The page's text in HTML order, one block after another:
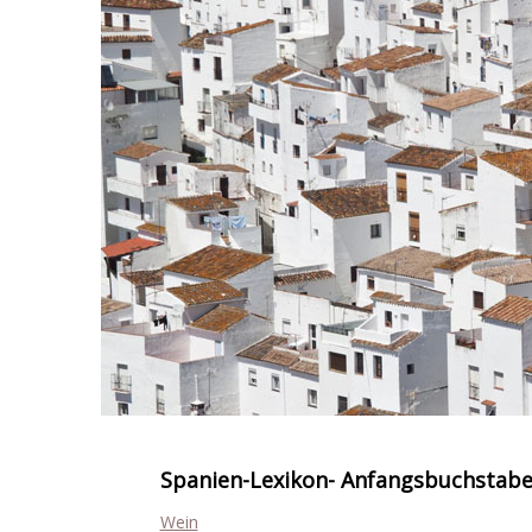
Spanien-Lexikon-
Wein